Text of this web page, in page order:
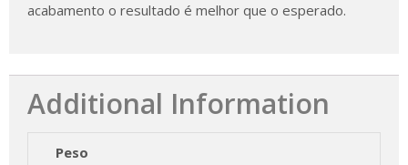
acabamento o resultado é melhor que o esperado.
Additional Information
Peso